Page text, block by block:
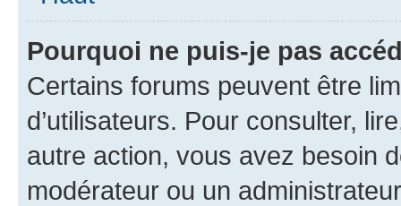
Pourquoi ne puis-je pas
Certains forums peuvent être
d’utilisateurs. Pour consulter,
autre action, vous avez besoin
modérateur ou un